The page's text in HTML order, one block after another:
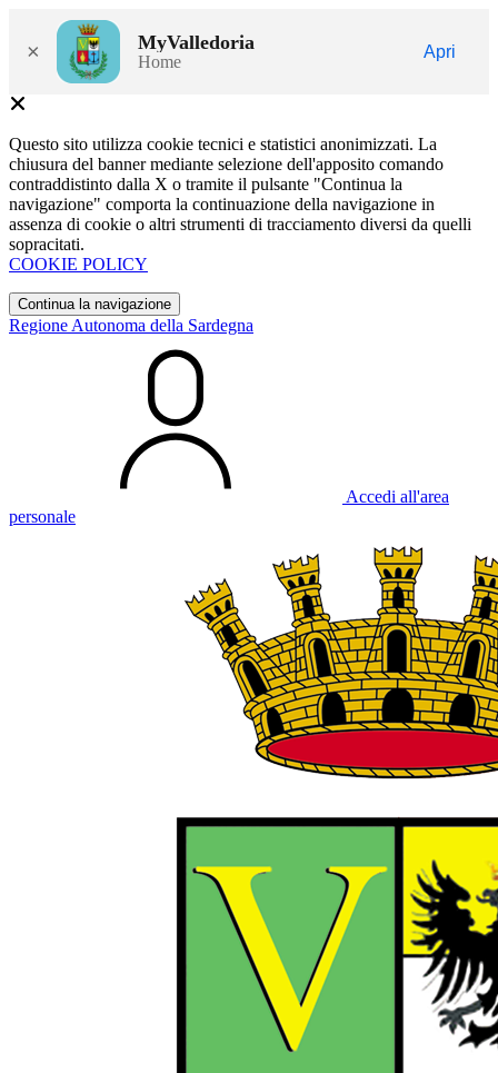
× MyValledoria
Home
Apri
Questo sito utilizza cookie tecnici e statistici anonimizzati. La
chiusura del banner mediante selezione dell'apposito comando
contraddistinto dalla X o tramite il pulsante "Continua la
navigazione" comporta la continuazione della navigazione in
assenza di cookie o altri strumenti di tracciamento diversi da quelli
sopracitati.
COOKIE POLICY
Continua la navigazione
Regione Autonoma della Sardegna
Accedi all'area
personale